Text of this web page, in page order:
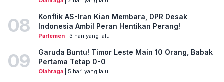
08
Konflik AS-Iran Kian Membara, DPR Desak
Indonesia Ambil Peran Hentikan Perang!
Parlemen| 3 hari yang lalu
09
Garuda Buntu! Timor Leste Main 10 Orang, Babak
Pertama Tetap 0-0
Olahraga| 5 hari yang lalu